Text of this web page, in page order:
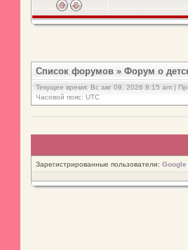
Список форумов » Форум о
Текущее время: Вс авг 09, 2026 8:15 am |
Часовой пояс: UTC
Зарегистрированные пользователи: Google